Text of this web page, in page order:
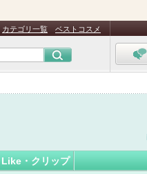
カテゴリ一覧 ベストコスメ
Like・クリップ